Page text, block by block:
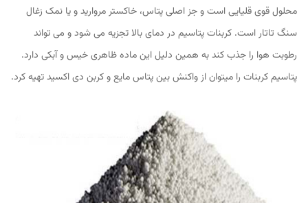
محلول قوی قلیایی است و جز اصلی پتاس، خاکستر مروارید و یا نمک زغال
سنگ تاتار است. کربنات پتاسیم در دمای بالا تجزیه می شود و می تواند
رطوبت هوا را جذب کند به همین دلیل این ماده ظاهری خیس و آبکی دارد.
پتاسیم کربنات را میتوان از واکنش بین پتاس مایع و کربن دی اکسید تهیه کرد.